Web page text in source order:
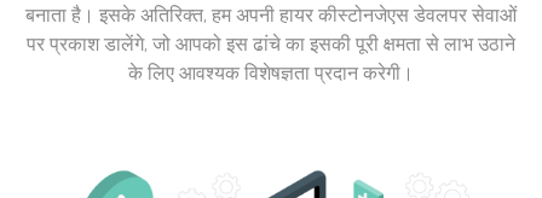
बनाता है। इसके अतिरिक्त, हम अपनी हायर कीस्टोनजेएस डेवलपर सेवाओं
पर प्रकाश डालेंगे, जो आपको इस ढांचे का इसकी पूरी क्षमता से लाभ उठाने
के लिए आवश्यक विशेषज्ञता प्रदान करेगी।